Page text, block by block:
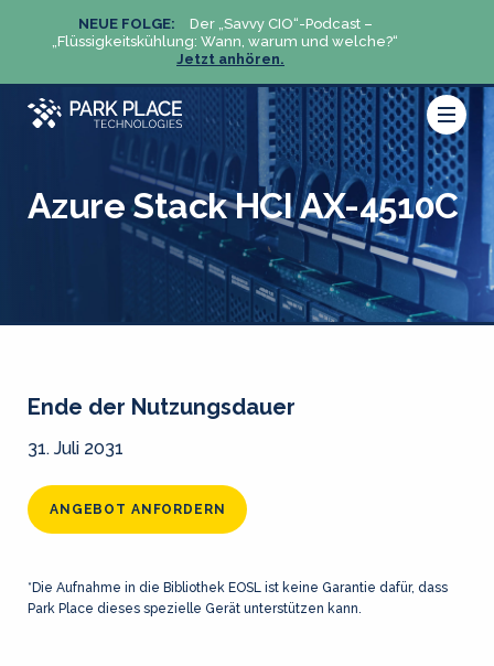
NEUE FOLGE:
Der „Savvy CIO“-Podcast –
„Flüssigkeitskühlung: Wann, warum und welche?“
Jetzt anhören.
Azure Stack HCI AX-4510C
Ende der Nutzungsdauer
31. Juli 2031
ANGEBOT ANFORDERN
*Die Aufnahme in die Bibliothek EOSL ist keine Garantie dafür, dass
Park Place dieses spezielle Gerät unterstützen kann.